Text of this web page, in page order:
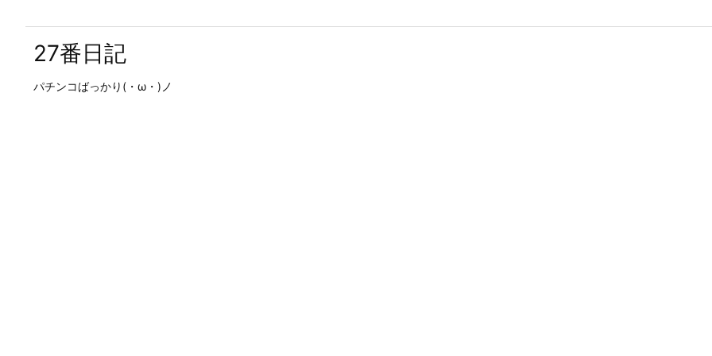
27番日記
パチンコばっかり(・ω・)ノ